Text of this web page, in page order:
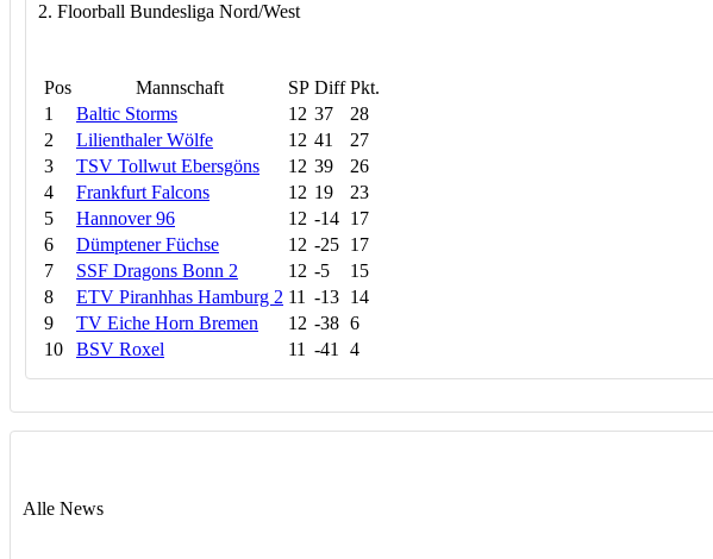
2. Floorball Bundesliga Nord/West
Pos Mannschaft SP Diff Pkt.
1
Baltic Storms 12 37
28
2
Lilienthaler Wölfe 12 41
27
3
TSV Tollwut Ebersgöns 12 39
26
4
Frankfurt Falcons 12 19
23
5
Hannover 96 12 -14 17
6
Dümptener Füchse 12 -25 17
7
SSF Dragons Bonn 2 12 -5
15
8
ETV Piranhhas Hamburg 2 11 -13 14
9
TV Eiche Horn Bremen 12 -38 6
10
BSV Roxel 11 -41 4
Alle News